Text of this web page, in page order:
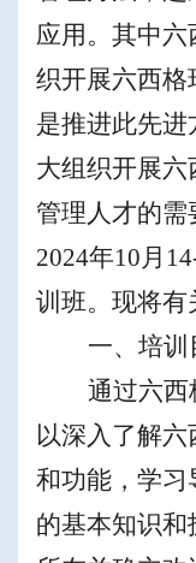
应用 。 其中六
织开展六西格
是推进此先
大组织开展
管理人才的
2024年10月 1
训班。现将有
一、培训
通过六西
以深入了解
和功能，学习
的基本知识